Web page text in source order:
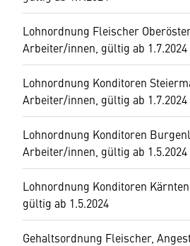
Lohnordnung Fleischer
Arbeiter/innen, gültig ab 1.7.2024
Lohnordnung Konditoren
Arbeiter/innen, gültig ab 1.7.2024
Lohnordnung Konditoren
Arbeiter/innen, gültig ab 1.5.2024
Lohnordnung Konditoren
gültig ab 1.5.2024
Gehaltsordnung Fleischer,